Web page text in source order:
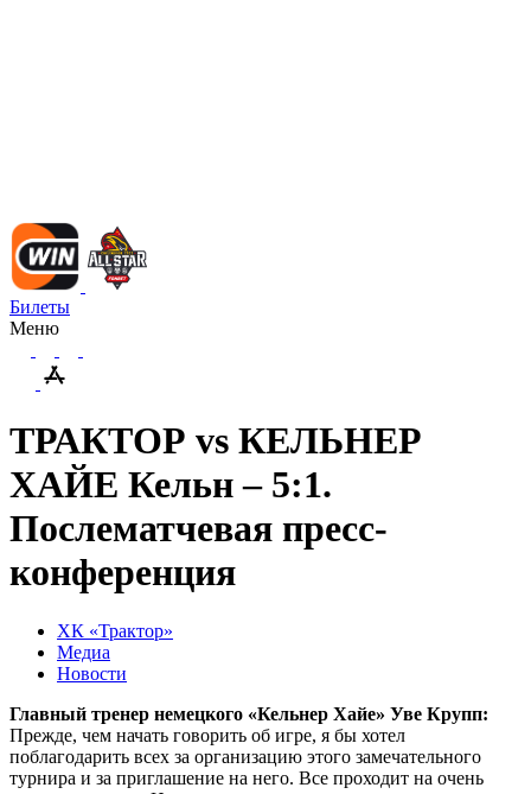
Билеты
Меню
ТРАКТОР vs КЕЛЬНЕР
ХАЙЕ Кельн – 5:1.
Послематчевая пресс-
конференция
ХК «Трактор»
Медиа
Новости
Главный тренер немецкого «Кельнер Хайе» Уве Крупп:
Прежде, чем начать говорить об игре, я бы хотел
поблагодарить всех за организацию этого замечательного
турнира и за приглашение на него. Все проходит на очень